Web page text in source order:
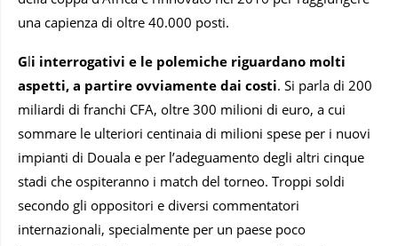
una capienza di oltre 40.000 posti.
Gli interrogativi e le polemiche riguardano molti
aspetti, a partire ovviamente dai costi. Si parla di 200
miliardi di franchi CFA, oltre 300 milioni di euro, a cui
sommare le ulteriori centinaia di milioni spese per i nuovi
impianti di Douala e per l’adeguamento degli altri cinque
stadi che ospiteranno i match del torneo. Troppi soldi
secondo gli oppositori e diversi commentatori
internazionali, specialmente per un paese poco